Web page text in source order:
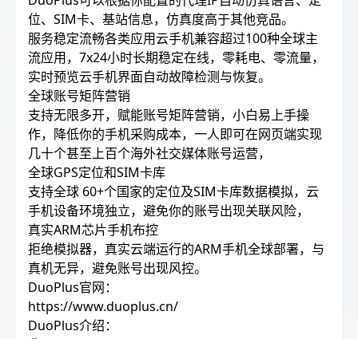
位、SIM卡、基站信息，仿真度高于其他竞品。
服务稳定流畅各类应用云手机兼容超过100种全球主
流应用，7x24小时长期稳定在线，零耗电、零流量，
实时预览云手机界面自动故障检测与恢复。
全球账号矩阵营销
支持无限多开，赋能账号矩阵营销，小白易上手操
作，降低你的手机采购成本，一人即可在网页端实现
几十个甚至上百个海外社交媒体账号运营，
全球GPS定位和SIM卡库
支持全球 60+个国家的定位及SIM卡库数据模拟，云
手机设备环境独立，避免你的账号出现关联风险，
真实ARM芯片手机布控
拒绝模拟器，真实云端运行的ARM手机全球部署，与
真机无异，避免账号出现风控。
DuoPlus官网：
https://www.duoplus.cn/
DuoPlus介绍：